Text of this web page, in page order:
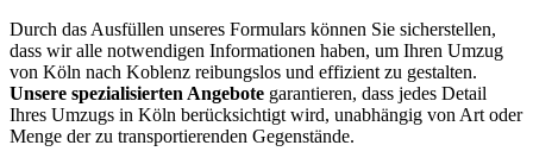
Durch das Ausfüllen unseres Formulars können Sie sicherstellen,
dass wir alle notwendigen Informationen haben, um Ihren Umzug
von Köln nach Koblenz reibungslos und effizient zu gestalten.
Unsere spezialisierten Angebote garantieren, dass jedes Detail
Ihres Umzugs in Köln berücksichtigt wird, unabhängig von Art oder
Menge der zu transportierenden Gegenstände.